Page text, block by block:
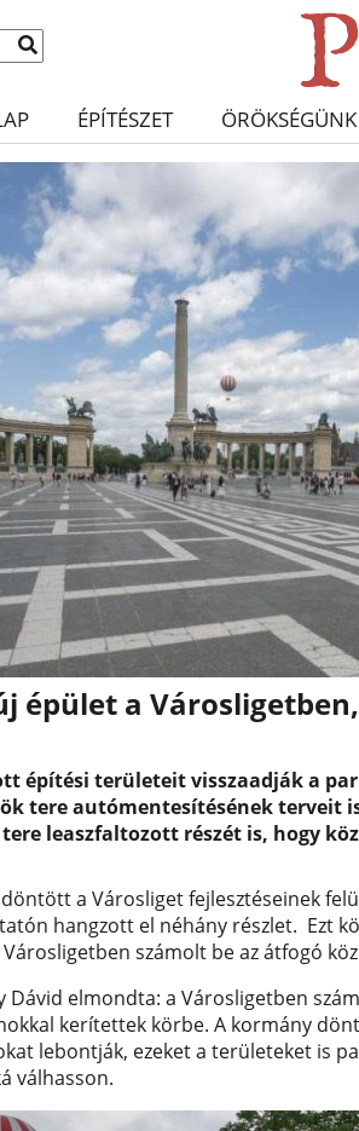
ÉPÍTÉSZET ÖRÖKSÉGÜNK
épület a
építési területeit visszaadják a
tere autómentesítésének terveit
leaszfaltozott részét is, hogy
a Városliget fejlesztéseinek
hangzott el néhány részlet. Ezt
számolt be az átfogó
Dávid elmondta: a Városligetben
kerítettek körbe. A kormány
lebontják, ezeket a területeket is
válhasson.